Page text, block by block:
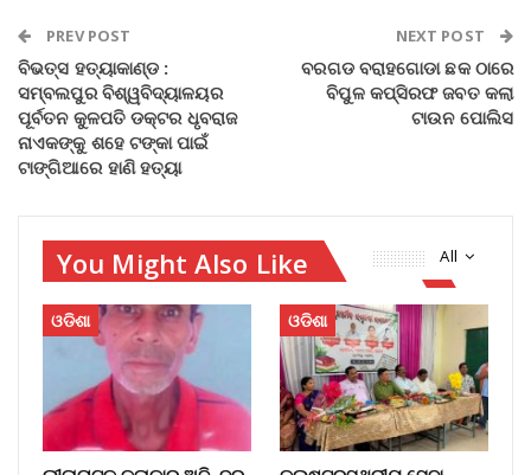
PREV POST
ବିଭତ୍ସ ହତ୍ୟାକାଣ୍ଡ :
ସମ୍ବଲପୁର ବିଶ୍ୱବିଦ୍ୟାଳୟର
ପୂର୍ବତନ କୁଳପତି ଡକ୍ଟର ଧୃବରାଜ
ନାଏକଙ୍କୁ ଶହେ ଟଙ୍କା ପାଇଁ
ଟାଙ୍ଗିଆରେ ହାଣି ହତ୍ୟା
NEXT POST
ବରଗଡ ବରାହଗୋଡା ଛକ ଠାରେ
ବିପୁଳ କପ୍‌ସିରଫ ଜବତ କଲା
ଟାଉନ ପୋଲିସ
All
You Might Also Like
ଓଡିଶା ଓଡିଶା